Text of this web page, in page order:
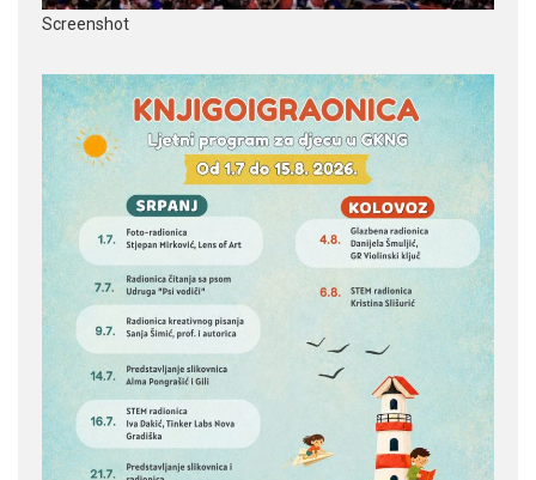
Screenshot